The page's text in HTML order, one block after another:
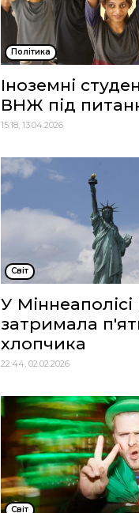
Політика
Іноземні
ВНЖ під
15:18, 13.04.2026
Cвіт
У Міннеаполісі
затримала
хлопчика
22:44, 02.02.2026
Cвіт